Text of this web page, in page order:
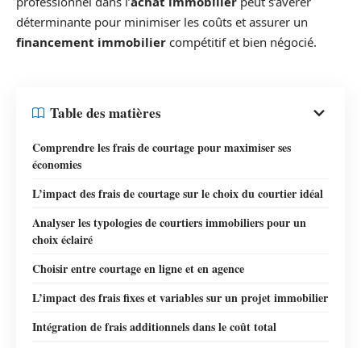
déterminante pour minimiser les coûts et assurer un
financement immobilier compétitif et bien négocié.
Table des matières
Comprendre les frais de courtage pour maximiser ses
économies
L’impact des frais de courtage sur le choix du courtier idéal
Analyser les typologies de courtiers immobiliers pour un
choix éclairé
Choisir entre courtage en ligne et en agence
L’impact des frais fixes et variables sur un projet immobilier
Intégration de frais additionnels dans le coût total